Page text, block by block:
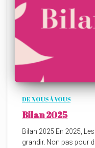
DE NOUS À VOUS
Bilan 2025
Bilan 2025 En 2025,
grandir. Non pas pour